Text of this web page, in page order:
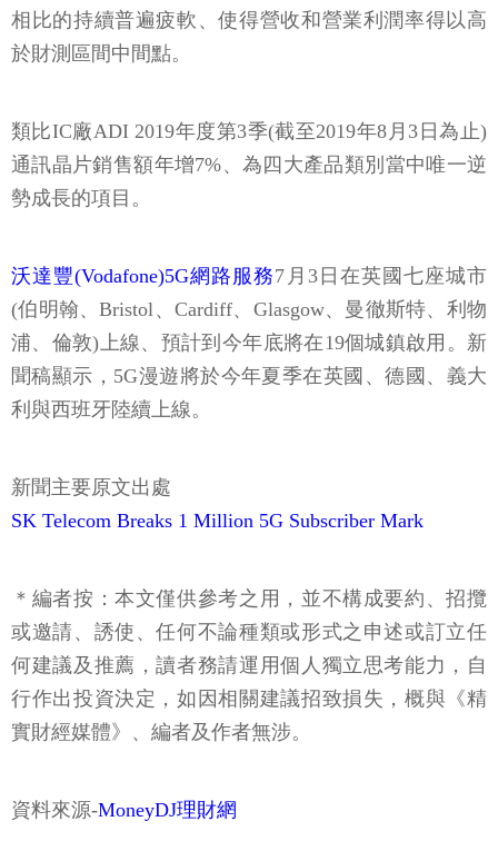
相比的持續普遍疲軟、使得營收和營業利潤率得以高
於財測區間中間點。
類比IC廠ADI 2019年度第3季(截至2019年8月3日為止)
通訊晶片銷售額年增7%、為四大產品類別當中唯一逆
勢成長的項目。
沃達豐(Vodafone)5G網路服務7月3日在英國七座城市
(伯明翰、Bristol、Cardiff、Glasgow、曼徹斯特、利物
浦、倫敦)上線、預計到今年底將在19個城鎮啟用。新
聞稿顯示，5G漫遊將於今年夏季在英國、德國、義大
利與西班牙陸續上線。
新聞主要原文出處
SK Telecom Breaks 1 Million 5G Subscriber Mark
＊編者按：本文僅供參考之用，並不構成要約、招攬
或邀請、誘使、任何不論種類或形式之申述或訂立任
何建議及推薦，讀者務請運用個人獨立思考能力，自
行作出投資決定，如因相關建議招致損失，概與《精
實財經媒體》、編者及作者無涉。
資料來源-MoneyDJ理財網